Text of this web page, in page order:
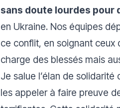
sans doute lourdes pour
en Ukraine. Nos équipes
ce conflit, en soignant ceux
charge des blessés mais
Je salue l’élan de
les appeler à faire preuve